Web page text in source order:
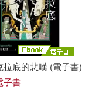
拉底的悲嘆 (電子書)
子書